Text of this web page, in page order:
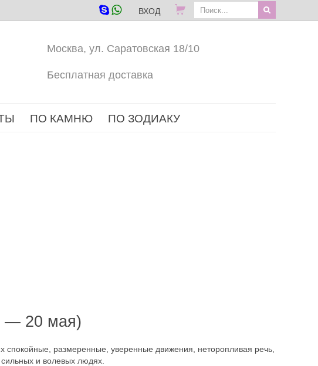
ВХОД
Москва, ул. Саратовская 18/10
Бесплатная доставка
ПО КАМНЮ ПО ЗОДИАКУ
— 20 мая)
спокойные, размеренные, уверенные движения, неторопливая речь,
и волевых людях.